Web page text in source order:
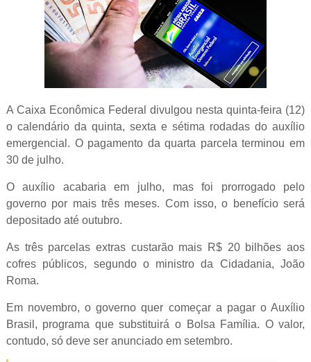
A Caixa Econômica Federal divulgou nesta quinta-feira (12)
o calendário da quinta, sexta e sétima rodadas do auxílio
emergencial. O pagamento da quarta parcela terminou em
30 de julho.
O auxílio acabaria em julho, mas foi prorrogado pelo
governo por mais três meses. Com isso, o benefício será
depositado até outubro.
As três parcelas extras custarão mais R$ 20 bilhões aos
cofres públicos, segundo o ministro da Cidadania, João
Roma.
Em novembro, o governo quer começar a pagar o Auxílio
Brasil, programa que substituirá o Bolsa Família. O valor,
contudo, só deve ser anunciado em setembro.